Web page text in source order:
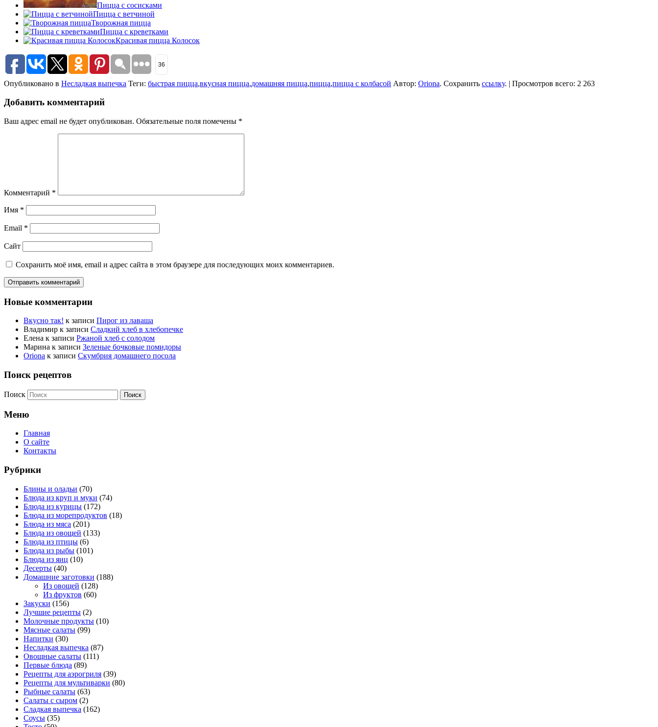
Пицца с сосисками
Пицца с ветчиной
Творожная пицца
Пицца с креветками
Красивая пицца Колосок
36
Опубликовано в Несладкая выпечка Теги: быстрая пицца,вкусная пицца,домашняя пицца,пицца,пицца с колбасой Автор: Oriona. Сохранить ссылку. | Просмотров всего: 2 263
Добавить комментарий
Ваш адрес email не будет опубликован. Обязательные поля помечены *
Комментарий *
Имя *
Email *
Сайт
Сохранить моё имя, email и адрес сайта в этом браузере для последующих моих комментариев.
Новые комментарии
Вкусно так! к записи Пирог из лаваша
Владимир к записи Сладкий хлеб в хлебопечке
Елена к записи Ржаной хлеб с солодом
Марина к записи Зеленые бочковые помидоры
Oriona к записи Скумбрия домашнего посола
Поиск рецептов
Поиск
Меню
Главная
О сайте
Контакты
Рубрики
Блины и оладьи (70)
Блюда из круп и муки (74)
Блюда из курицы (172)
Блюда из морепродуктов (18)
Блюда из мяса (201)
Блюда из овощей (133)
Блюда из птицы (6)
Блюда из рыбы (101)
Блюда из яиц (10)
Десерты (40)
Домашние заготовки (188)
Из овощей (128)
Из фруктов (60)
Закуски (156)
Лучшие рецепты (2)
Молочные продукты (10)
Мясные салаты (99)
Напитки (30)
Несладкая выпечка (87)
Овощные салаты (111)
Первые блюда (89)
Рецепты для аэрогриля (39)
Рецепты для мультиварки (80)
Рыбные салаты (63)
Салаты с сыром (2)
Сладкая выпечка (162)
Соусы (35)